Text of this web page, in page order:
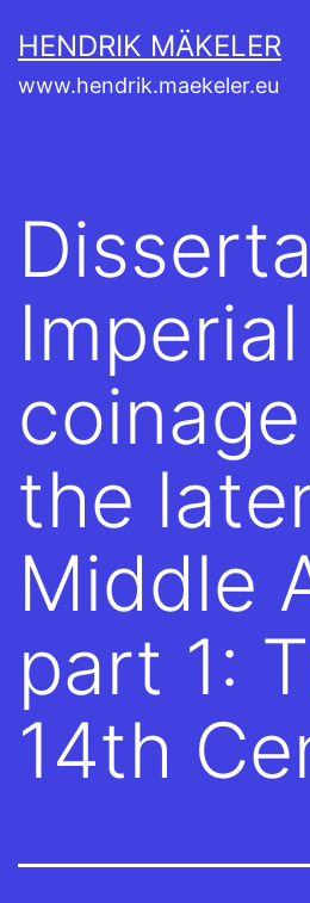
to
content
HENDRIK MÄKELER
www.hendrik.maekeler.eu
Imperial
the
Middle
part 1:
14th